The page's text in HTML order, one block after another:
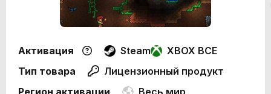
Активация Steam
XBOX ВСЕ
Тип товара
Лицензионный продукт